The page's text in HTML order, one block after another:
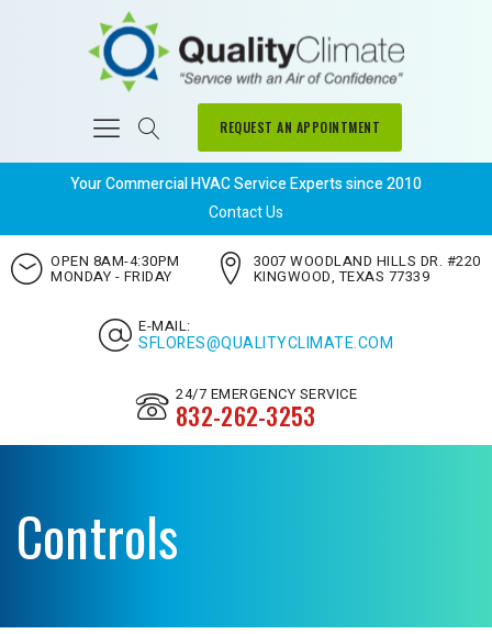
REQUEST AN APPOINTMENT
Your Commercial HVAC Service Experts since 2010
Contact Us
OPEN 8AM-4:30PM
MONDAY - FRIDAY
3007 WOODLAND HILLS DR. #220
KINGWOOD, TEXAS 77339
E-MAIL:
SFLORES@QUALITYCLIMATE.COM
24/7 EMERGENCY SERVICE
832-262-3253
Controls